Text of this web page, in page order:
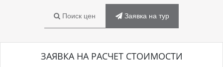
Поиск цен Заявка на тур
ЗАЯВКА НА РАСЧЕТ СТОИМОСТИ